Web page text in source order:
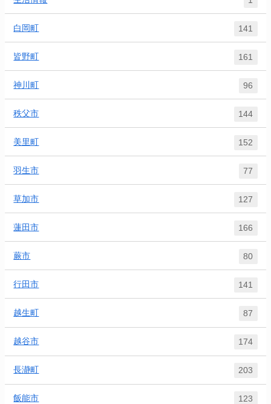
白岡町 141
皆野町 161
神川町 96
秩父市 144
美里町 152
羽生市 77
草加市 127
蓮田市 166
蕨市 80
行田市 141
越生町 87
越谷市 174
長瀞町 203
飯能市 123